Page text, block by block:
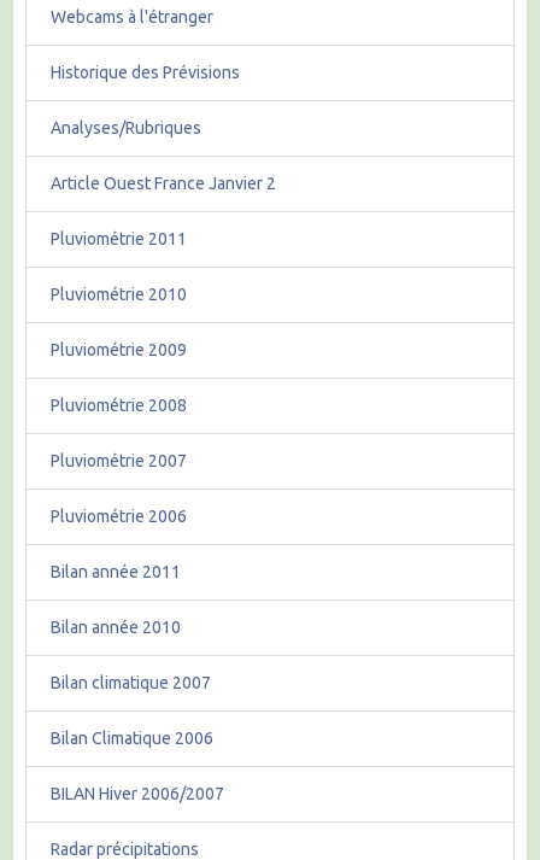
Webcams à l'étranger
Historique des Prévisions
Analyses/Rubriques
Article Ouest France Janvier 2
Pluviométrie 2011
Pluviométrie 2010
Pluviométrie 2009
Pluviométrie 2008
Pluviométrie 2007
Pluviométrie 2006
Bilan année 2011
Bilan année 2010
Bilan climatique 2007
Bilan Climatique 2006
BILAN Hiver 2006/2007
Radar précipitations